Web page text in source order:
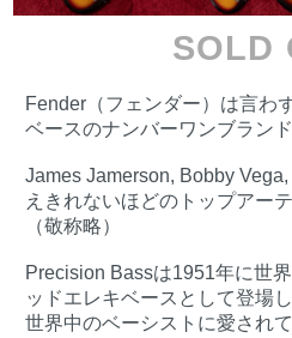
SOLD
Fender（フェンダー）は言わ
ベースのナンバーワンブランド
James Jamerson, Bobby
えきれないほどのトップアー
（敬称略）
Precision Bassは1951年に世
ッドエレキベースとして登場
世界中のベーシストに愛されて